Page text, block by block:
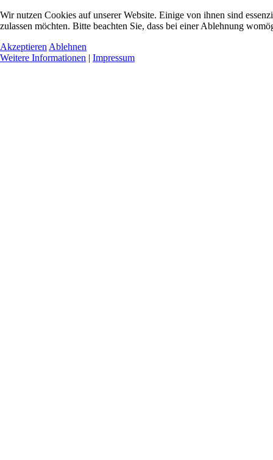
Wir nutzen Cookies auf unserer Website. Einige von ihnen sind
zulassen möchten. Bitte beachten Sie, dass bei einer Ablehnung
Akzeptieren Ablehnen
Weitere Informationen | Impressum